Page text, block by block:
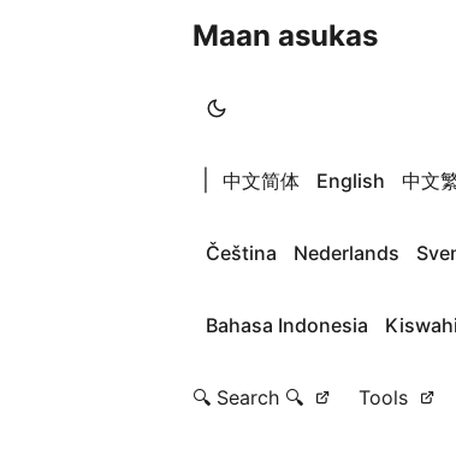
Maan asukas
中文简体 English 中文
Čeština Nederlands
Bahasa Indonesia
🔍 Search 🔍 Tools